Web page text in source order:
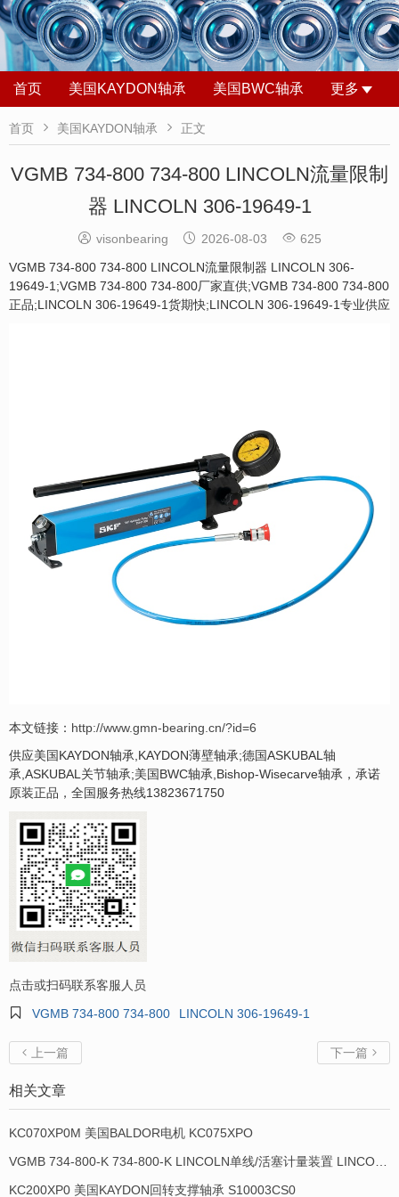
首页 美国KAYDON轴承 美国BWC轴承 更多
首页  美国KAYDON轴承  正文
VGMB 734-800 734-800 LINCOLN流量限制
器 LINCOLN 306-19649-1
 visonbearing  2026-08-03  625
VGMB 734-800 734-800 LINCOLN流量限制器 LINCOLN 306-
19649-1;VGMB 734-800 734-800厂家直供;VGMB 734-800 734-800
正品;LINCOLN 306-19649-1货期快;LINCOLN 306-19649-1专业供应
本文链接： http://www.gmn-bearing.cn/?id=6
供应美国KAYDON轴承,KAYDON薄壁轴承;德国ASKUBAL轴
承,ASKUBAL关节轴承;美国BWC轴承,Bishop-Wisecarve轴承，承诺
原装正品，全国服务热线13823671750
点击或扫码联系客服人员

VGMB 734-800 734-800 LINCOLN 306-19649-1
 上一篇 下一篇 
相关文章
KC070XP0M 美国BALDOR电机 KC075XPO
KC200XP0 美国KAYDON回转支撑轴承 S10003CS0